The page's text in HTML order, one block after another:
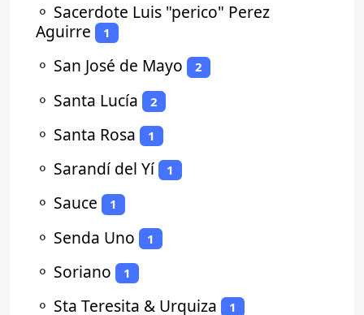
⚬ Sacerdote Luis "perico" Perez
Aguirre
1
⚬ San José de Mayo 2
⚬ Santa Lucía 2
⚬ Santa Rosa 1
⚬ Sarandí del Yí 1
⚬ Sauce 1
⚬ Senda Uno 1
⚬ Soriano 1
⚬ Sta Teresita & Urquiza 1